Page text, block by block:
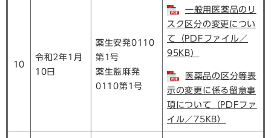
10
令和2年1月
10日
薬生安発0110
第1号
薬生監麻発
0110第1号
一般用医薬品のリ
スク区分の変更につい
て（PDFファイル／
95KB）
医薬品の区分等表
示の変更に係る留意事
項について（PDFファ
イル／75KB）